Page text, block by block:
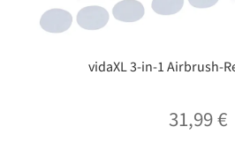
vidaXL 3-in-1 Airbrush-
31,99€